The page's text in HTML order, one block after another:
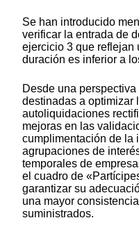
Se han introducido
verificar la entrada de
ejercicio 3 que reflejan
duración es inferior a
Desde una
destinadas a optimizar
autoliquidaciones
mejoras en las
cumplimentación de la
agrupaciones de
temporales de
el cuadro de
garantizar su
una mayor
suministrados.